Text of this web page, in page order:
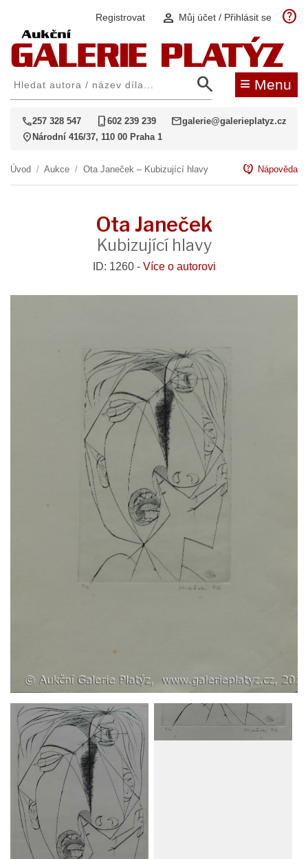
Registrovat person Můj účet / Přihlásit se help
search ≡ Menu
call257 328 547 phone_iphone602 239 239 mailgalerie@galerieplatyz.cz
location_on Národní 416/37, 110 00 Praha 1
Úvod / Aukce / Ota Janeček – Kubizující hlavy contact_support Nápověda
Ota Janeček
Kubizující hlavy
ID: 1260 - Více o autorovi